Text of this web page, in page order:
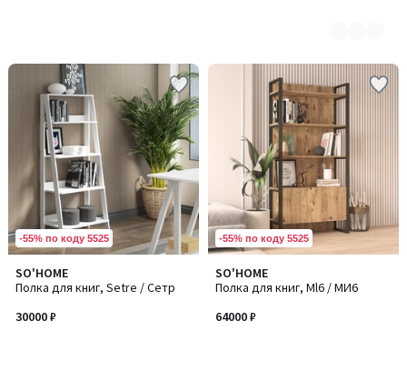
-55% по коду 5525
SO'HOME
Полка для книг, Setre / Сетр
30000 ₽
-55% по коду 5525
SO'HOME
Полка для книг, Ml6 / МИ6
64000 ₽